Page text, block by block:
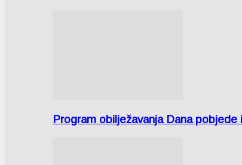
Program obilježavanja Dana